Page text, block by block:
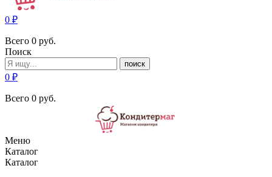
0 ₽
Всего 0 руб.
Поиск
поиск
0 ₽
Всего 0 руб.
Меню
Каталог
Каталог